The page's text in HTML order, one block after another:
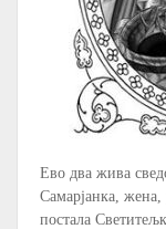
Ево два жива
Самарјанка,
постала